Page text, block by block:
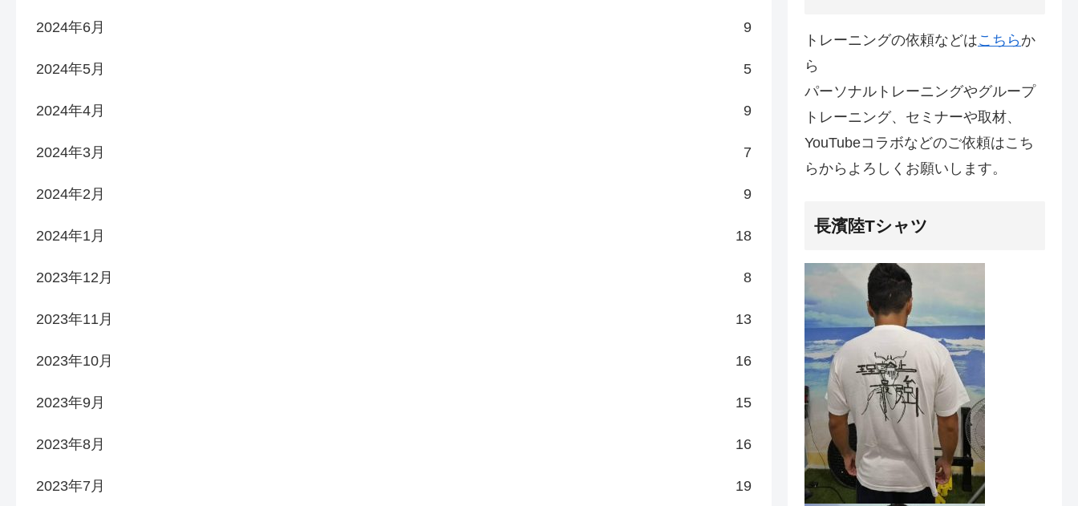
2024年6月 9
2024年5月 5
2024年4月 9
2024年3月 7
2024年2月 9
2024年1月 18
2023年12月 8
2023年11月 13
2023年10月 16
2023年9月 15
2023年8月 16
2023年7月 19
トレーニングの依頼などはこちら か
ら
パーソナルトレーニングやグループ
トレーニング、セミナーや取材、
YouTubeコラボなどのご依頼はこち
らからよろしくお願いします。
長濱陸Tシャツ